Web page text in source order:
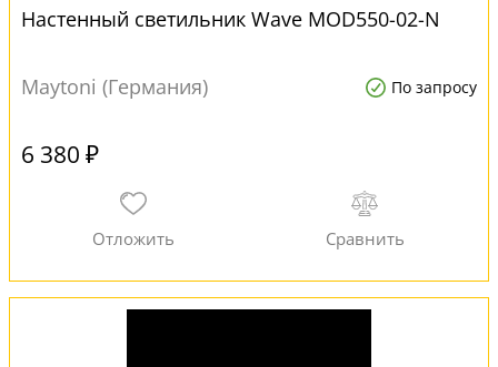
Настенный светильник Wave MOD550-02-N
Maytoni (Германия) По запросу
6 380 ₽